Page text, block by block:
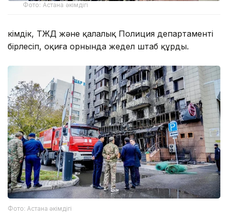
Фото: Астана әкімдігі
Әкімдік, ТЖД және қалалық Полиция департаменті
бірлесіп, оқиға орнында жедел штаб құрды.
Фото: Астана әкімдігі